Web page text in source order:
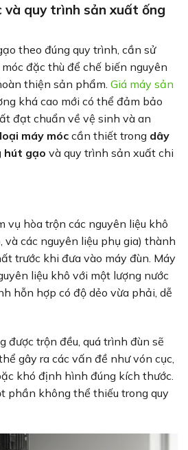
và quy trình sản xuất ống
theo đúng quy trình, cần sử
đặc thù để chế biến nguyên
thiện sản phẩm. Giá máy sản
khá cao mới có thể đảm bảo
đạt chuẩn về vệ sinh và an
máy móccần thiết trong dây
hút gạo và quy trình sản xuất chi
vụ hòa trộn các nguyên liệu khô
và các nguyên liệu phụ gia) thành
trước khi đưa vào máy đùn. Máy
liệu khô với một lượng nước
hỗn hợp có độ dẻo vừa phải, dễ
được trộn đều, quá trình đùn sẽ
gây ra các vấn đề như vón cục,
khó định hình đúng kích thước.
phần không thể thiếu trong quy